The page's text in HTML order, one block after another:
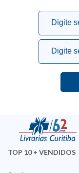
TOP 10 + VENDIDOS